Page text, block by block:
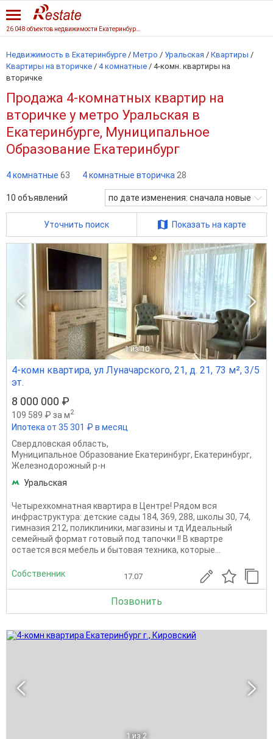
Недвижимость в Екатеринбурге / Метро / Уральская / Квартиры /
Квартиры на вторичке / 4 комнатные / 4-комн. квартиры на
вторичке
Продажа 4-комнатных квартир на
вторичке у метро Уральская в
Екатеринбурге, Муниципальное
Образование Екатеринбург
4 комнатные 63 4 комнатные вторичка 28
10 объявлений по дате изменения: сначала новые
Уточнить поиск Показать на карте
1 из 10
4-комн квартира, ул Луначарского, 21, д. 21, 73 м², 3/5
эт.
8 000 000 ₽
109 589 ₽ за м2
Ипотека от 35 301 ₽ в месяц
Свердловская область,
Муниципальное Образование Екатеринбург, Екатеринбург,
Железнодорожный р-н
Уральская
Четырехкомнатная квартира в Центре! Рядом вся
инфраструктура: детские сады 184, 369, 288, школы 30, 74,
гимназия 212, поликлиники, магазины и тд Идеальный
семейный формат готовый под тапочки !! В квартре
остается вся мебель и бытовая техника, которые...
Собственник 17.07
Позвонить
1 из 2